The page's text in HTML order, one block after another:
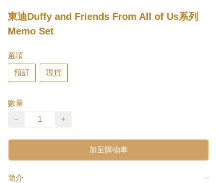
東迪Duffy and Friends From All of Us系列
Memo Set
選項
預訂 現貨
數量
−
+
加至購物車
簡介 −